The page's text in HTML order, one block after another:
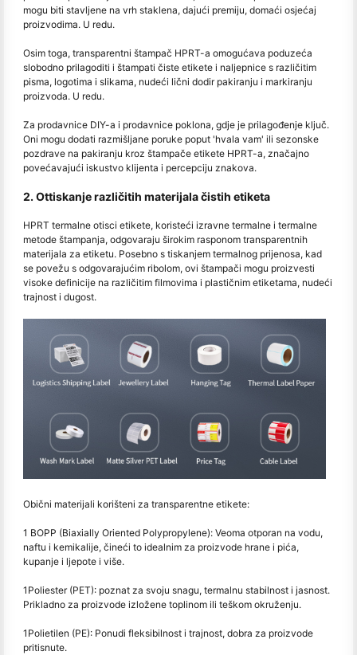
mogu biti stavljene na vrh staklena, dajući premiju, domaći osjećaj
proizvodima. U redu.
Osim toga, transparentni štampač HPRT-a omogućava poduzeća
slobodno prilagoditi i štampati čiste etikete i naljepnice s različitim
pisma, logotima i slikama, nudeći lični dodir pakiranju i markiranju
proizvoda. U redu.
Za prodavnice DIY-a i prodavnice poklona, gdje je prilagođenje ključ.
Oni mogu dodati razmišljane poruke poput 'hvala vam' ili sezonske
pozdrave na pakiranju kroz štampače etikete HPRT-a, značajno
povećavajući iskustvo klijenta i percepciju znakova.
2. Ottiskanje različitih materijala čistih etiketa
HPRT termalne otisci etikete, koristeći izravne termalne i termalne
metode štampanja, odgovaraju širokim rasponom transparentnih
materijala za etiketu. Posebno s tiskanjem termalnog prijenosa, kad
se povežu s odgovarajućim ribolom, ovi štampači mogu proizvesti
visoke definicije na različitim filmovima i plastičnim etiketama, nudeći
trajnost i dugost.
Obični materijali korišteni za transparentne etikete:
1 BOPP (Biaxially Oriented Polypropylene): Veoma otporan na vodu,
naftu i kemikalije, čineći to idealnim za proizvode hrane i pića,
kupanje i ljepote i više.
1 Poliester (PET): poznat za svoju snagu, termalnu stabilnost i jasnost.
Prikladno za proizvode izložene toplinom ili teškom okruženju.
1 Polietilen (PE): Ponudi fleksibilnost i trajnost, dobra za proizvode
pritisnute.